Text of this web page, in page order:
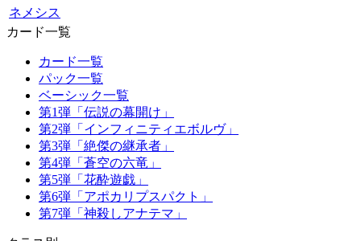
ネメシス
カード一覧
カード一覧
パック一覧
ベーシック一覧
第1弾「伝説の幕開け」
第2弾「インフィニティエボルヴ」
第3弾「絶傑の継承者」
第4弾「蒼空の六竜」
第5弾「花酔遊戯」
第6弾「アポカリプスパクト」
第7弾「神殺しアナテマ」